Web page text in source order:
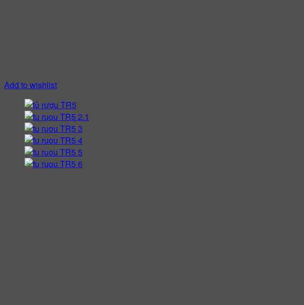
Add to wishlist